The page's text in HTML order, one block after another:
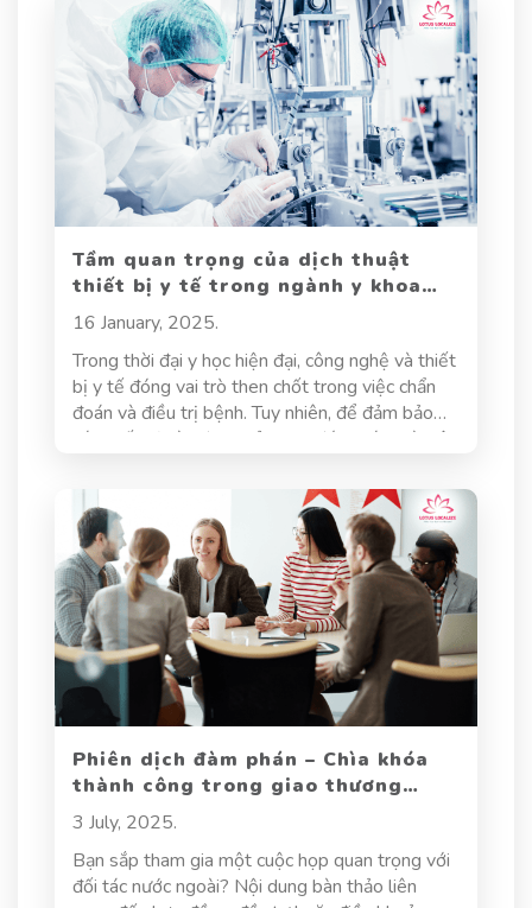
phân tích quy trình TEP và vai trò của nó trong
việc đáp ứng nhu cầu thực tế về dịch thuật chất
lượng cao, đồng thời lý giải tại sao quy trình này
được xem là tiêu chuẩn vàng trong ngành dịch
Tầm quan trọng của dịch thuật
thiết bị y tế trong ngành y khoa
hiện đại
16 January, 2025.
Trong thời đại y học hiện đại, công nghệ và thiết
bị y tế đóng vai trò then chốt trong việc chẩn
đoán và điều trị bệnh. Tuy nhiên, để đảm bảo
các thiết bị này được sử dụng đúng cách và hiệu
nên vô cùng quan trọng. Từ hướng dẫn sử dụng,
thông số kỹ thuật đến báo cáo thử nghiệm lâm
sàng, tất cả đều cần được dịch một cách chính
xác để tránh sai sót, bảo vệ sức khỏe và tính
mạng con người.
Phiên dịch đàm phán – Chìa khóa
thành công trong giao thương
quốc tế
3 July, 2025.
Bạn sắp tham gia một cuộc họp quan trọng với
đối tác nước ngoài? Nội dung bàn thảo liên